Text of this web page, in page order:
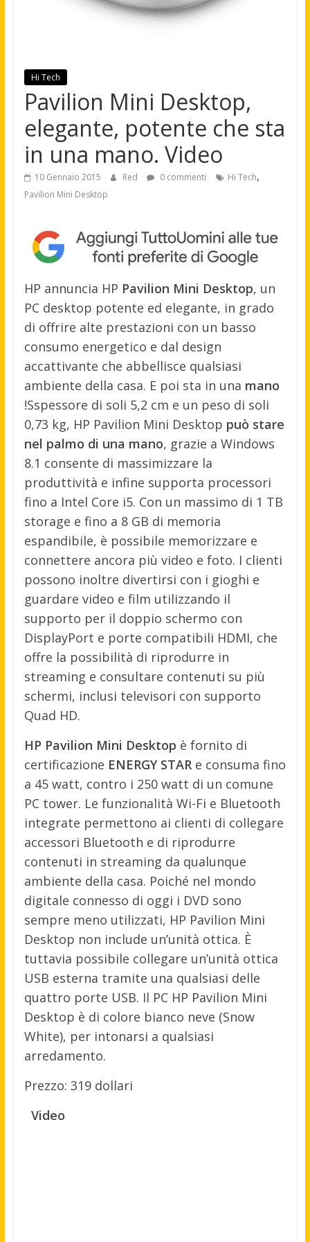
Hi Tech
Pavilion Mini Desktop,
elegante, potente che sta
in una mano. Video
10 Gennaio 2015 Red 0 commenti Hi Tech,
Pavilion Mini Desktop
HP annuncia HP Pavilion Mini Desktop, un
PC desktop potente ed elegante, in grado
di offrire alte prestazioni con un basso
consumo energetico e dal design
accattivante che abbellisce qualsiasi
ambiente della casa. E poi sta in una mano
!Sspessore di soli 5,2 cm e un peso di soli
0,73 kg, HP Pavilion Mini Desktop può stare
nel palmo di una mano, grazie a Windows
8.1 consente di massimizzare la
produttività e infine supporta processori
fino a Intel Core i5. Con un massimo di 1 TB
storage e fino a 8 GB di memoria
espandibile, è possibile memorizzare e
connettere ancora più video e foto. I clienti
possono inoltre divertirsi con i gioghi e
guardare video e film utilizzando il
supporto per il doppio schermo con
DisplayPort e porte compatibili HDMI, che
offre la possibilità di riprodurre in
streaming e consultare contenuti su più
schermi, inclusi televisori con supporto
Quad HD.
HP Pavilion Mini Desktop è fornito di
certificazione ENERGY STARe consuma fino
a 45 watt, contro i 250 watt di un comune
PC tower. Le funzionalità Wi-Fi e Bluetooth
integrate permettono ai clienti di collegare
accessori Bluetooth e di riprodurre
contenuti in streaming da qualunque
ambiente della casa. Poiché nel mondo
digitale connesso di oggi i DVD sono
sempre meno utilizzati, HP Pavilion Mini
Desktop non include un’unità ottica. È
tuttavia possibile collegare un’unità ottica
USB esterna tramite una qualsiasi delle
quattro porte USB. Il PC HP Pavilion Mini
Desktop è di colore bianco neve (Snow
White), per intonarsi a qualsiasi
arredamento.
Prezzo: 319 dollari
Video